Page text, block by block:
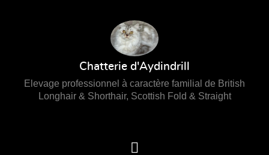
Chatterie d'Aydindrill
Elevage professionnel à caractère familial de British
Longhair & Shorthair, Scottish Fold & Straight
d'Aydindrill